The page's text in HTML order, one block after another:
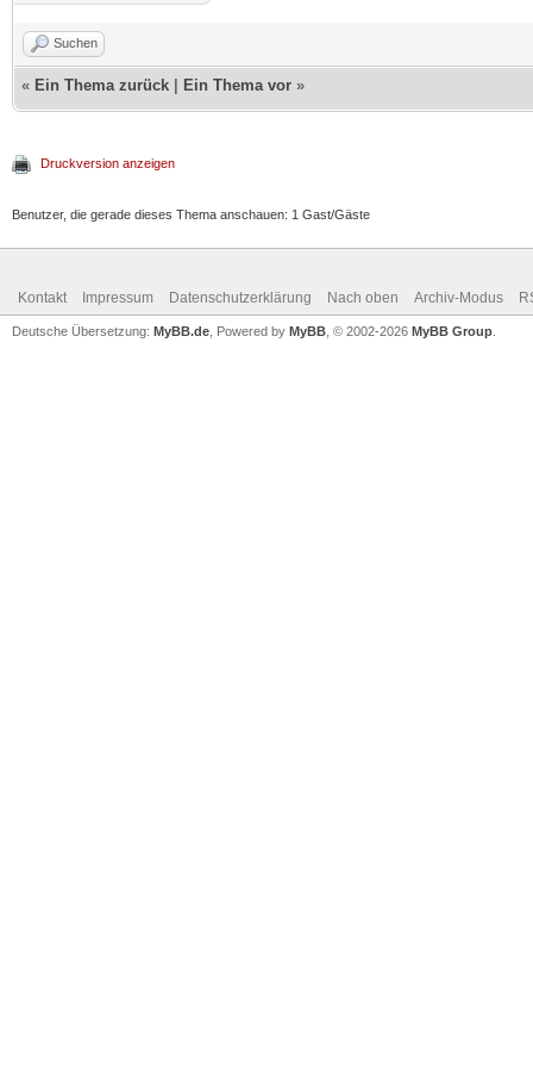
Suchen
« Ein Thema zurück Ein Thema vor »
Druckversion anzeigen
Benutzer, die gerade dieses Thema anschauen: 1 Gast/Gäste
Kontakt Impressum Datenschutzerklärung Nach oben Archiv-Modus
Deutsche Übersetzung: MyBB.de , Powered by MyBB , © 2002-2026 MyBB Group